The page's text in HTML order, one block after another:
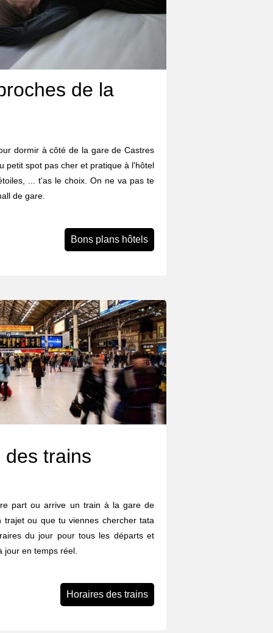
de la
dormir à côté de la gare de Castres
petit spot pas cher et pratique à l'hôtel
... t'as le choix. On ne va pas te
de gare.
Bons plans hôtels
trains
part ou arrive un train à la gare de
ou que tu viennes chercher tata
du jour pour tous les départs et
jour en temps réel.
Horaires des trains